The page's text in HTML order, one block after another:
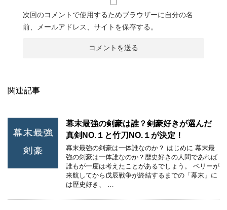
次回のコメントで使用するためブラウザーに自分の名
前、メールアドレス、サイトを保存する。
関連記事
幕末最強の剣豪は誰？剣豪好きが選んだ
真剣NO.１と竹刀NO.１が決定！
幕末最強の剣豪は一体誰なのか？ はじめに 幕末最
強の剣豪は一体誰なのか？歴史好きの人間であれば
誰もが一度は考えたことがあるでしょう。 ペリーが
来航してから戊辰戦争が終結するまでの「幕末」に
は歴史好き、 …